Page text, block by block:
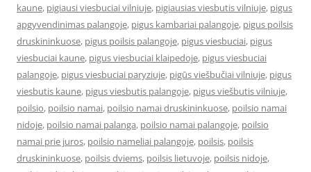
kaune, pigiausi viesbuciai vilniuje, pigiausias viesbutis vilniuje, pigus
apgyvendinimas palangoje, pigus kambariai palangoje, pigus poilsis
druskininkuose, pigus poilsis palangoje, pigus viesbuciai, pigus
viesbuciai kaune, pigus viesbuciai klaipedoje, pigus viesbuciai
palangoje, pigus viesbuciai paryziuje, pigūs viešbučiai vilniuje, pigus
viesbutis kaune, pigus viesbutis palangoje, pigus viešbutis vilniuje,
poilsio, poilsio namai, poilsio namai druskininkuose, poilsio namai
nidoje, poilsio namai palanga, poilsio namai palangoje, poilsio
namai prie juros, poilsio nameliai palangoje, poilsis, poilsis
druskininkuose, poilsis dviems, poilsis lietuvoje, poilsis nidoje,